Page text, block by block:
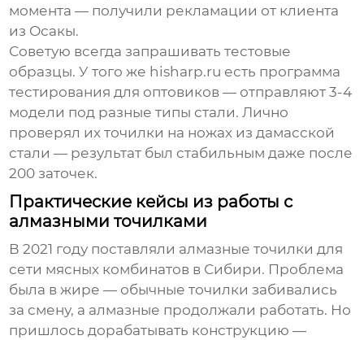
момента — получили рекламации от клиента
из Осакы.
Советую всегда запрашивать тестовые
образцы. У того же hisharp.ru есть программа
тестирования для оптовиков — отправляют 3-4
модели под разные типы стали. Лично
проверял их точилки на ножах из дамасской
стали — результат был стабильным даже после
200 заточек.
Практические кейсы из работы с
алмазными точилками
В 2021 году поставляли алмазные точилки для
сети мясных комбинатов в Сибири. Проблема
была в жире — обычные точилки забивались
за смену, а алмазные продолжали работать. Но
пришлось дорабатывать конструкцию —